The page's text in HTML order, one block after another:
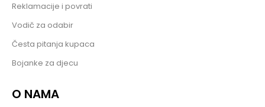
Reklamacije i povrati
Vodič za odabir
Česta pitanja kupaca
Bojanke za djecu
O NAMA